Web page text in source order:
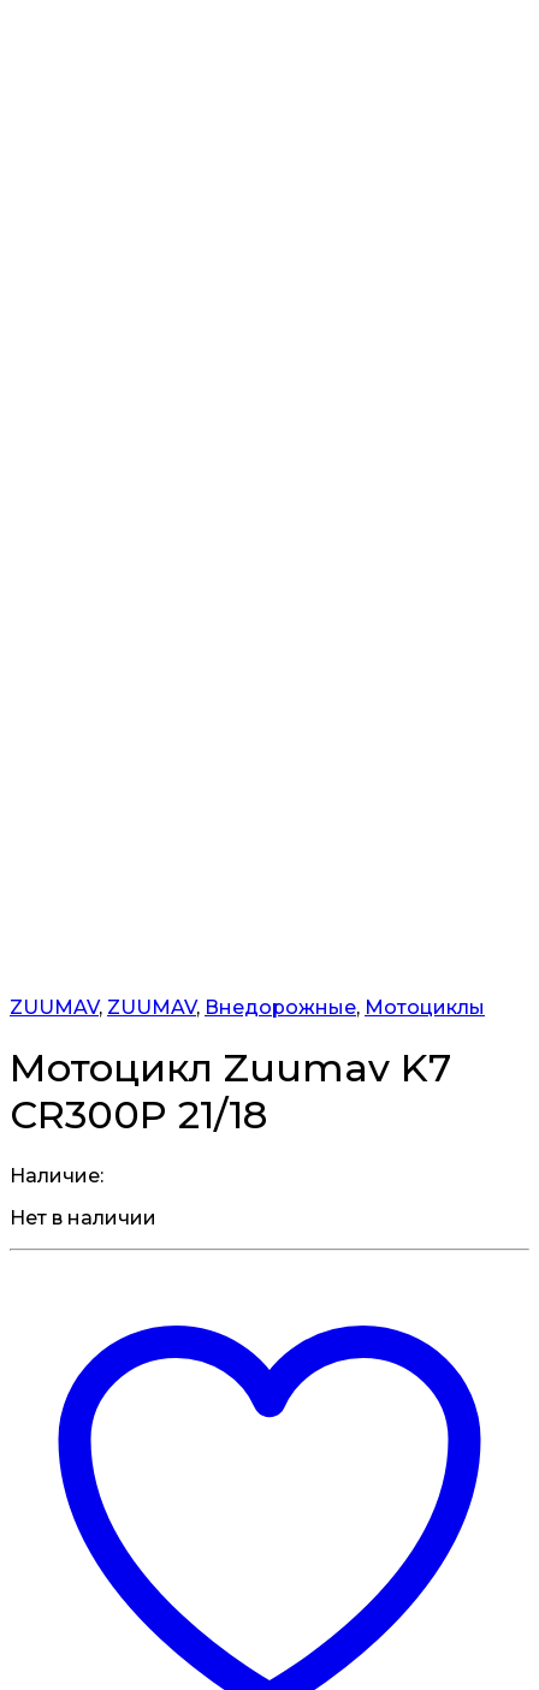
ZUUMAV, ZUUMAV, Внедорожные, Мотоциклы
Мотоцикл Zuumav K7
CR300P 21/18
Наличие:
Нет в наличии